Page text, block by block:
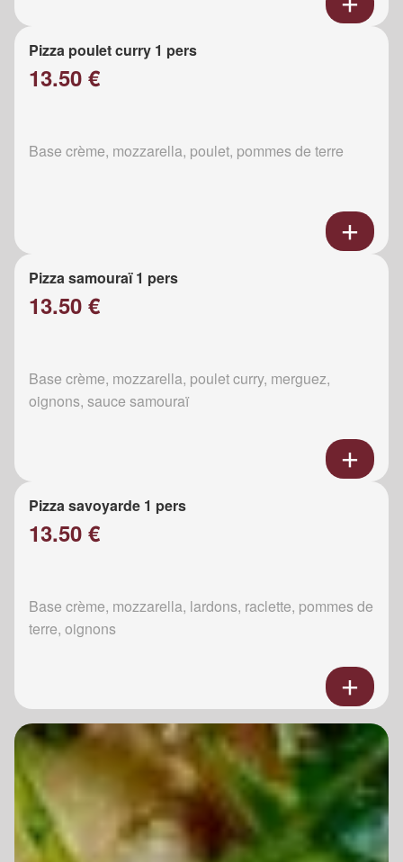
Pizza poulet curry 1 pers
13.50 €
Base crème, mozzarella, poulet, pommes de terre
Pizza samouraï 1 pers
13.50 €
Base crème, mozzarella, poulet curry, merguez,
oignons, sauce samouraï
Pizza savoyarde 1 pers
13.50 €
Base crème, mozzarella, lardons, raclette, pommes de
terre, oignons